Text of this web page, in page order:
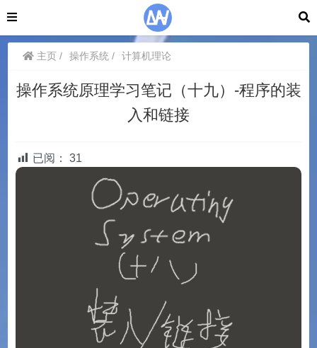
主页 操作系统 计算机理论
操作系统原理学习笔记（十九）-程序的装
入和链接
已阅： 31